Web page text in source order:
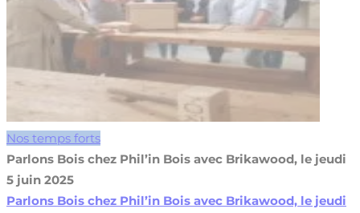
Nos temps forts
Parlons Bois chez Phil’in Bois avec Brikawood, le jeudi
5 juin 2025
Parlons Bois chez Phil’in Bois avec Brikawood, le jeudi